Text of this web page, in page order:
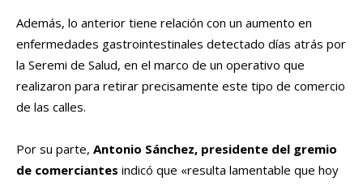
Además, lo anterior tiene relación con un aumento en
enfermedades gastrointestinales detectado días atrás por
la Seremi de Salud, en el marco de un operativo que
realizaron para retirar precisamente este tipo de comercio
de las calles.
Por su parte, Antonio Sánchez, presidente del gremio
de comerciantes indicó que «resulta lamentable que hoy